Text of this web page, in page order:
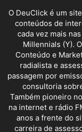
O DeuClick é um
conteúdos de
cada vez mais
Millennials (Y).
Conteúdo e
radialista e
passagem por
consultoria
Também pioneiro
na internet e rádio
anos a frente do
carreira de